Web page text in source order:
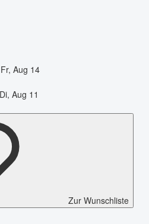
Aug 14
Aug 11
Zur Wunschliste